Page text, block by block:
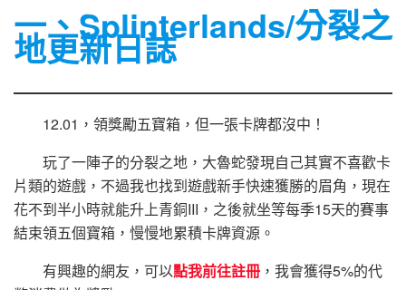
一、Splinterlands/分裂之
地更新日誌
12.01，領獎勵五寶箱，但一張卡牌都沒中！
玩了一陣子的分裂之地，大魯蛇發現自己其實不喜歡卡
片類的遊戲，不過我也找到遊戲新手快速獲勝的眉角，現在
花不到半小時就能升上青銅III，之後就坐等每季15天的賽事
結束領五個寶箱，慢慢地累積卡牌資源。
有興趣的網友，可以點我前往註冊 ，我會獲得5%的代